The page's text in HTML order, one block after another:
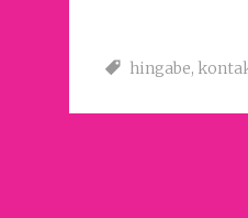
hingabe,